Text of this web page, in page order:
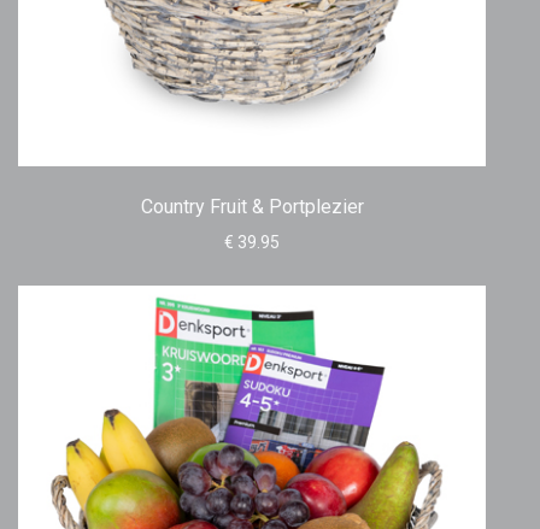
Country Fruit & Portplezier
€ 39.95